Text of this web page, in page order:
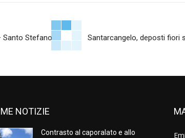
Santo Stefano
Santarcangelo, deposti fiori
NOTIZIE
Contrasto al caporalato e allo